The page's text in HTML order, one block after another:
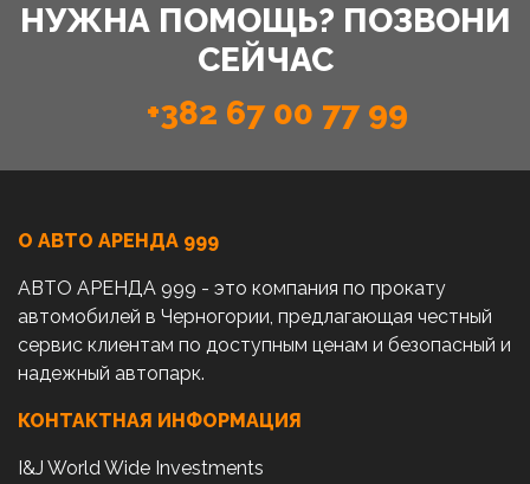
НУЖНА ПОМОЩЬ? ПОЗВОНИ
СЕЙЧАС
+382 67 00 77 99
О АВТО AРЕНДА 999
АВТО АРЕНДА 999 - это компания по прокату
автомобилей в Черногории, предлагающая честный
сервис клиентам по доступным ценам и безопасный и
надежный автопарк.
КОНТАКТНАЯ ИНФОРМАЦИЯ
I&J World Wide Investments